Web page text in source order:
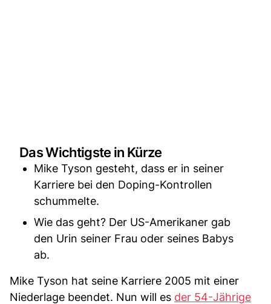
Das Wichtigste in Kürze
Mike Tyson gesteht, dass er in seiner
Karriere bei den Doping-Kontrollen
schummelte.
Wie das geht? Der US-Amerikaner gab
den Urin seiner Frau oder seines Babys
ab.
Mike Tyson hat seine Karriere 2005 mit einer
Niederlage beendet. Nun will es der 54-Jährige